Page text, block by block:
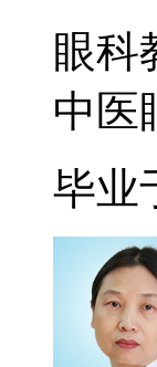
眼科
中医
毕业